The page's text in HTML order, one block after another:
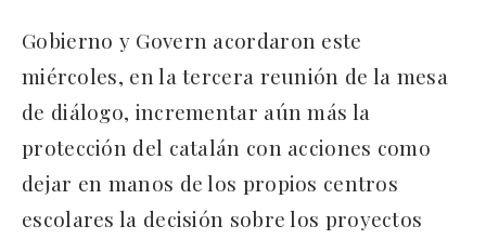
Gobierno y Govern acordaron este
miércoles, en la tercera reunión de la mesa
de diálogo, incrementar aún más la
protección del catalán con acciones como
dejar en manos de los propios centros
escolares la decisión sobre los proyectos